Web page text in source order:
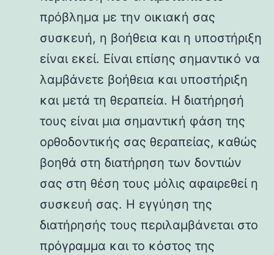
πρόβλημα με την οικιακή σας
συσκευή, η βοήθεια και η υποστήριξη
είναι εκεί. Είναι επίσης σημαντικό να
λαμβάνετε βοήθεια και υποστήριξη
και μετά τη θεραπεία. Η διατήρησή
τους είναι μια σημαντική φάση της
ορθοδοντικής σας θεραπείας, καθώς
βοηθά στη διατήρηση των δοντιών
σας στη θέση τους μόλις αφαιρεθεί η
συσκευή σας. Η εγγύηση της
διατήρησής τους περιλαμβάνεται στο
πρόγραμμα και το κόστος της